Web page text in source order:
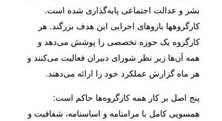
بشر و عدالت اجتماعی پایه‌گذاری شده است.
کارگروه‎ها‌ بازوهای اجرایی این هدف بزرگند. هر
کارگروه یک حوزه تخصصی را پوشش می‌دهد و
همه آن‌ها زیر نظر شورای دبیران فعالیت می‌کنند و
هر ماه گزارش عملکرد خود را ارائه می‌دهند.
پنج اصل بر کار همه کارگروه‌ها حاکم است:
همسویی کامل با مرامنامه و اساسنامه، شفافیت و